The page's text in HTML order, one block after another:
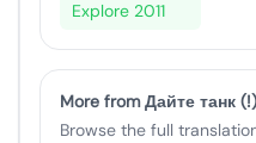
Explore 2011
More from Дайте танк
Browse the full